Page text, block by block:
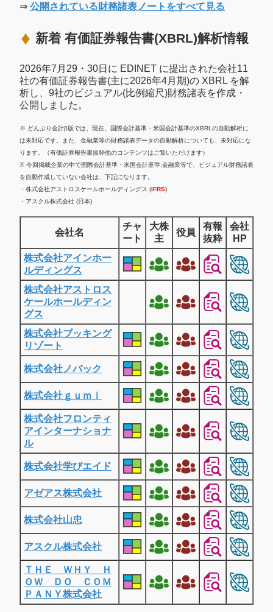
⇒ 公開されている財務諸表ノートをすべて見る
新着 有価証券報告書(XBRL)解析情報
2026年7月29・30日に EDINET に提出された会社11
社の有価証券報告書(主に2026年4月期)の XBRL を解
析し、9社のビジュアル(比例縮尺)財務諸表を作成・
公開しました。
※ どんぶり会計β版では、現在、国際会計基準・米国会計基準のXBRLの自動解析に
は未対応です。また、金融業等の財務諸表データの自動解析についても、未対応にな
ります。（有価証券報告書抜粋他のコンテンツはご覧いただけます）
※ 今回掲載企業の中で国際会計基準・米国会計基準,金融業等で、ビジュアル財務諸表
を自動作成していない会社は、下記になります。
・株式会社アストロスケールホールディングス (IFRS)
・アスクル株式会社 (日本)
会社名
チャ
ート
大株
主
役員
有報
抜粋
会社
HP
株式会社アインホー
ルディングス
株式会社アストロス
ケールホールディン
グス
株式会社ブッキング
リゾート
株式会社ノバック
株式会社ｇｕｍｉ
株式会社フロンティ
アインターナショナ
ル
株式会社学びエイド
アゼアス株式会社
株式会社山忠
アスクル株式会社
ＴＨＥ ＷＨＹ Ｈ
ＯＷ ＤＯ ＣＯＭ
ＰＡＮＹ株式会社